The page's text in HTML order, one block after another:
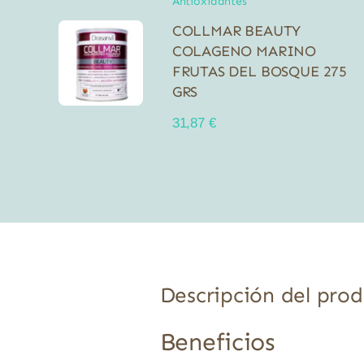
COLLMAR BEAUTY
COLAGENO MARINO
FRUTAS DEL BOSQUE 275
GRS
31,87 €
Descripción del
Beneficios